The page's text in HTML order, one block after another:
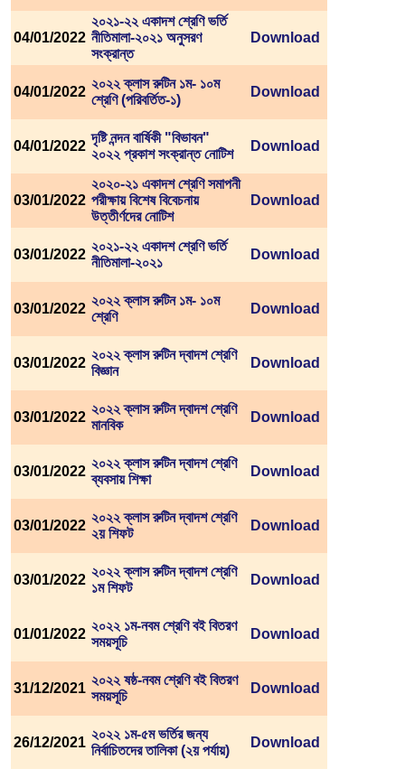
04/01/2022
২০২১-২২ একাদশ শ্রেণি ভর্তি
নীতিমালা-২০২১ অনুসরণ
সংক্রান্ত
Download
04/01/2022
২০২২ ক্লাস রুটিন ১ম- ১০ম
শ্রেণি (পরিবর্তিত-১)
Download
04/01/2022
দৃষ্টি নন্দন বার্ষিকী "বিভাবন"
২০২২ প্রকাশ সংক্রান্ত নোটিশ
Download
03/01/2022
২০২০-২১ একাদশ শ্রেণি সমাপনী
পরীক্ষায় বিশেষ বিবেচনায়
উত্তীর্ণদের নোটিশ
Download
03/01/2022
২০২১-২২ একাদশ শ্রেণি ভর্তি
নীতিমালা-২০২১
Download
03/01/2022
২০২২ ক্লাস রুটিন ১ম- ১০ম
শ্রেণি
Download
03/01/2022
২০২২ ক্লাস রুটিন দ্বাদশ শ্রেণি
বিজ্ঞান
Download
03/01/2022
২০২২ ক্লাস রুটিন দ্বাদশ শ্রেণি
মানবিক
Download
03/01/2022
২০২২ ক্লাস রুটিন দ্বাদশ শ্রেণি
ব্যবসায় শিক্ষা
Download
03/01/2022
২০২২ ক্লাস রুটিন দ্বাদশ শ্রেণি
২য় শিফট
Download
03/01/2022
২০২২ ক্লাস রুটিন দ্বাদশ শ্রেণি
১ম শিফট
Download
01/01/2022
২০২২ ১ম-নবম শ্রেণি বই বিতরণ
সময়সূচি
Download
31/12/2021
২০২২ ষষ্ঠ-নবম শ্রেণি বই বিতরণ
সময়সূচি
Download
26/12/2021
২০২২ ১ম-৫ম ভর্তির জন্য
নির্বাচিতদের তালিকা (২য় পর্যায়)
Download